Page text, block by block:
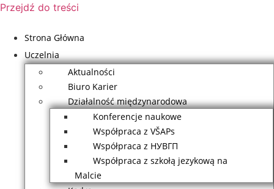
Przejdź do treści
Strona Główna
Uczelnia
Aktualności
Biuro Karier
Działalność międzynarodowa
Konferencje naukowe
Współpraca z VŠAPs
Współpraca z НУВГП
Współpraca z szkołą jezykową na
Malcie